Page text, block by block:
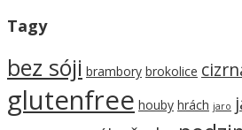
Tagy
bez sóji brambory brokolice
glutenfree houby hrách jaro